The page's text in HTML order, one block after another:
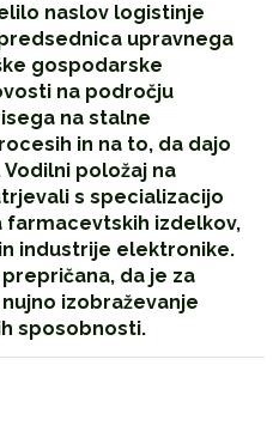
naslov logistinje
upravnega
gospodarske
na področju
na stalne
in na to, da dajo
položaj na
s specializacijo
farmacevtskih izdelkov,
industrije elektronike.
da je za
izobraževanje
sposobnosti.